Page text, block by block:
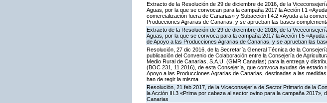
Extracto de la Resolución de 29 de diciembre de 2016, de la
Aguas, por la que se convocan para la campaña 2017 la Acción I.1
comercialización fuera de Canarias» y Subacción I.4.2 «Ayuda a la
Producciones Agrarias de Canarias, y se aprueban las bases
Extracto de la Resolución de 29 de diciembre de 2016, de la
Aguas, por la que se convoca para la campaña 2017 la Acción I.5
de Apoyo a las Producciones Agrarias de Canarias, y se aprueban las
Resolución, 27 dic 2016, de la Secretaría General Técnica de la
publicación del Convenio de Colaboración entre la Consejería de
Medio Rural de Canarias, S.A.U. (GMR Canarias) para la entrega y
(BOC 231, 11.2016), de esta Consejería, que convoca ayudas de
Apoyo a las Producciones Agrarias de Canarias, destinadas a las
han de regir la misma
Resolución, 21 feb 2017, de la Viceconsejería de Sector Primario de la
la Acción III.3 «Prima por cabeza al sector ovino para la campaña
Canarias